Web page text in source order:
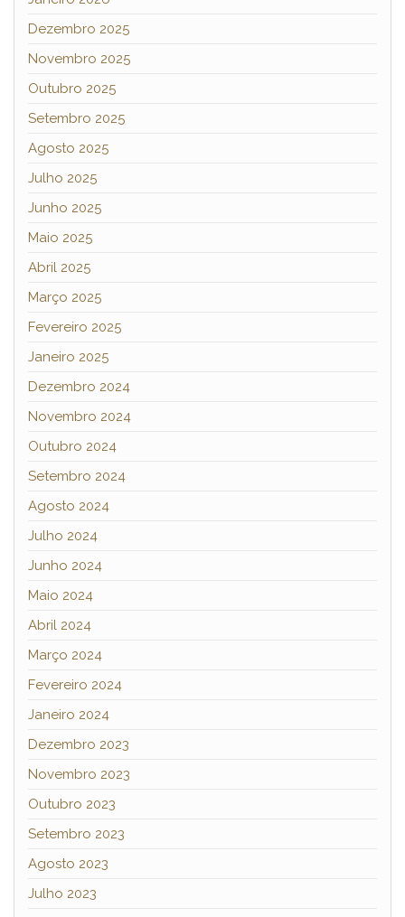
Dezembro 2025
Novembro 2025
Outubro 2025
Setembro 2025
Agosto 2025
Julho 2025
Junho 2025
Maio 2025
Abril 2025
Março 2025
Fevereiro 2025
Janeiro 2025
Dezembro 2024
Novembro 2024
Outubro 2024
Setembro 2024
Agosto 2024
Julho 2024
Junho 2024
Maio 2024
Abril 2024
Março 2024
Fevereiro 2024
Janeiro 2024
Dezembro 2023
Novembro 2023
Outubro 2023
Setembro 2023
Agosto 2023
Julho 2023